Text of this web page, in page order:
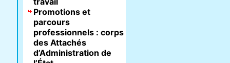
Promotions et
parcours
professionnels : corps
des Attachés
d’Administration de